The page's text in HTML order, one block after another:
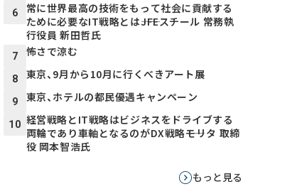
6
常に世界最高の技術をもって社会に貢献する
ために必要なIT戦略とは――JFEスチール 常務執
行役員 新田哲氏
7 怖さで涼む
8 東京、9月から10月に行くべきアート展
9 東京、ホテルの都民優遇キャンペーン
10 経営戦略とIT戦略はビジネスをドライブする
両輪であり車軸となるのがDX戦略――モリタ 取締
役 岡本智浩氏
もっと見る